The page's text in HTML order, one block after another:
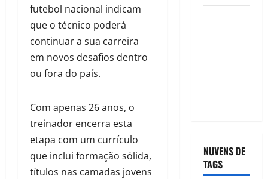
futebol nacional indicam
que o técnico poderá
continuar a sua carreira
em novos desafios dentro
ou fora do país.
Com apenas 26 anos, o
treinador encerra esta
etapa com um currículo
que inclui formação sólida,
títulos nas camadas jovens
NUVENS DE
TAGS